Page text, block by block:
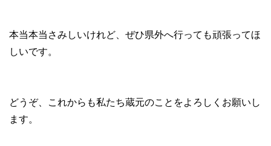
本当本当さみしいけれど、ぜひ県外へ行っても頑張ってほ
しいです。
どうぞ、これからも私たち蔵元のことをよろしくお願いし
ます。